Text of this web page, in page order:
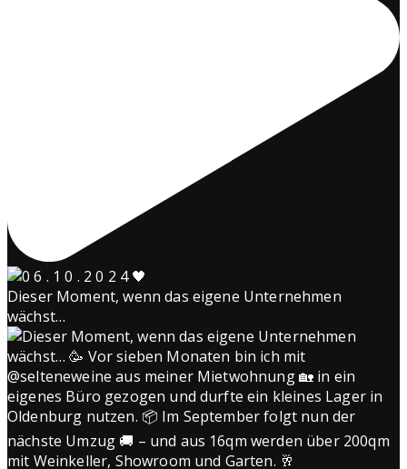
Dieser Moment, wenn das eigene Unternehmen
wächst…